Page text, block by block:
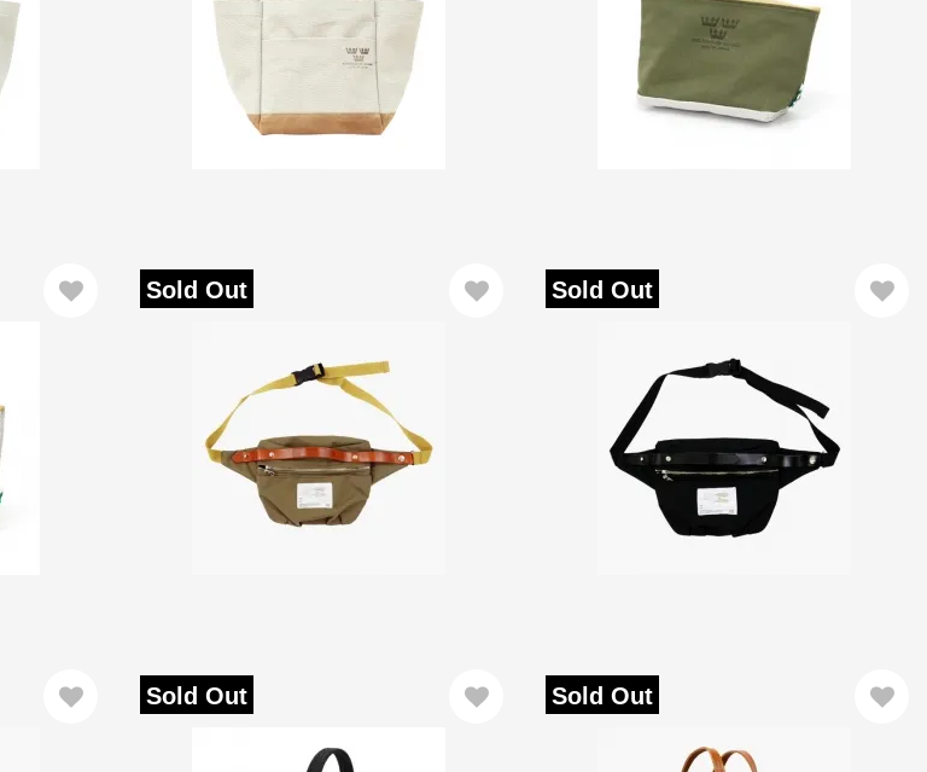
Sold Out Sold Out
Sold Out Sold Out